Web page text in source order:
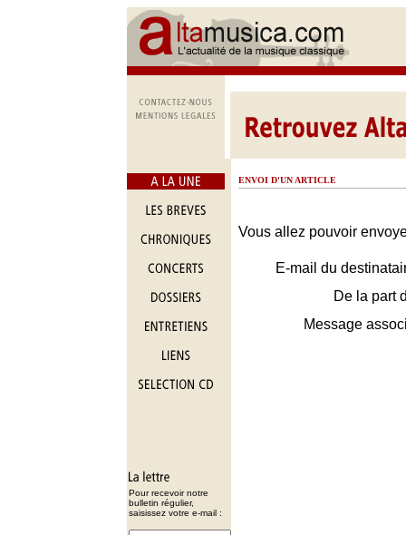
Pour recevoir notre
bulletin régulier,
saisissez votre e-mail :
ENVOI D'UN ARTICLE
Vous allez pouvoir
E-mail du
De la part
Message